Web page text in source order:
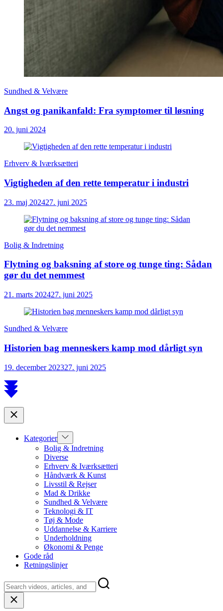
Sundhed & Velvære
Angst og panikanfald: Fra symptomer til løsning
20. juni 2024
Erhverv & Iværksætteri
Vigtigheden af den rette temperatur i industri
23. maj 202427. juni 2025
Bolig & Indretning
Flytning og baksning af store og tunge ting: Sådan
gør du det nemmest
21. marts 202427. juni 2025
Sundhed & Velvære
Historien bag menneskers kamp mod dårligt syn
19. december 202327. juni 2025
Scroll
to
Close
Kategorier Show
sub
menu
Bolig & Indretning
Diverse
Erhverv & Iværksætteri
Håndværk & Kunst
Livsstil & Rejser
Mad & Drikke
Sundhed & Velvære
Teknologi & IT
Tøj & Mode
Uddannelse & Karriere
Underholdning
Økonomi & Penge
Gode råd
Retningslinjer
Close
search